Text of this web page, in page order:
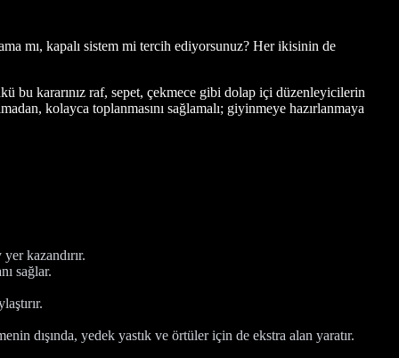
mı, kapalı sistem mi tercih ediyorsunuz? Her ikisinin de
bu kararınız raf, sepet, çekmece gibi dolap içi düzenleyicilerin
kolayca toplanmasını sağlamalı; giyinmeye hazırlanmaya
kazandırır.
sağlar.
dışında, yedek yastık ve örtüler için de ekstra alan yaratır.